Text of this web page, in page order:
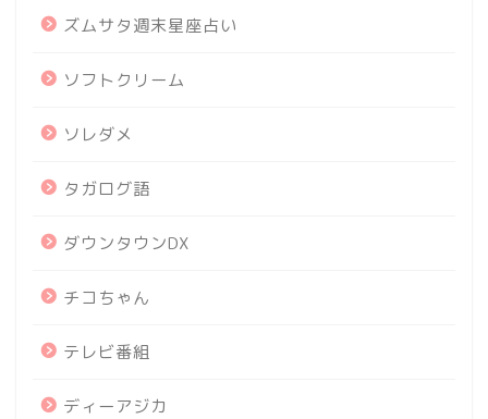
ズムサタ週末星座占い
ソフトクリーム
ソレダメ
タガログ語
ダウンタウンDX
チコちゃん
テレビ番組
ディーアジカ